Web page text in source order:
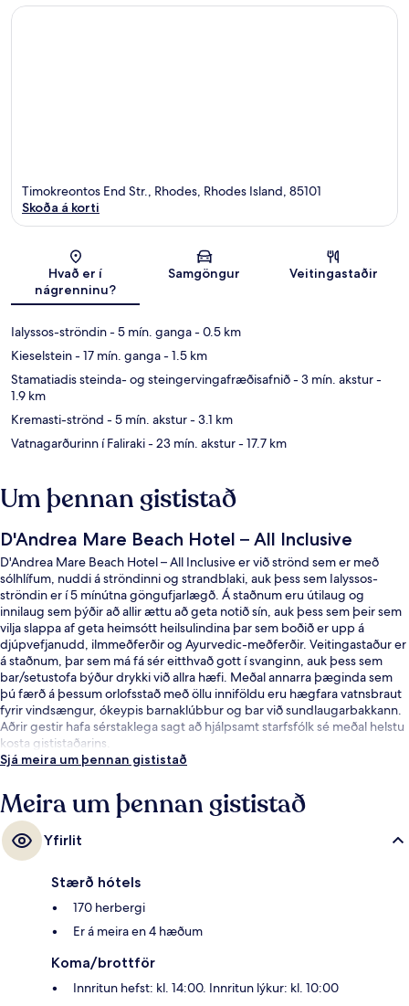
Kort
Timokreontos End Str., Rhodes, Rhodes Island, 85101
Skoða á korti
Hvað er í
nágrenninu?
Samgöngur Veitingastaðir
Ialyssos-ströndin- 5 mín. ganga- 0.5 km
Kieselstein- 17 mín. ganga- 1.5 km
Stamatiadis steinda- og steingervingafræðisafnið- 3 mín. akstur-
1.9 km
Kremasti-strönd - 5 mín. akstur- 3.1 km
Vatnagarðurinn í Faliraki- 23 mín. akstur- 17.7 km
Um þennan gististað
D'Andrea Mare Beach Hotel – All Inclusive
D'Andrea Mare Beach Hotel – All Inclusive er við strönd sem er með
sólhlífum, nuddi á ströndinni og strandblaki, auk þess sem Ialyssos-
ströndin er í 5 mínútna göngufjarlægð. Á staðnum eru útilaug og
innilaug sem þýðir að allir ættu að geta notið sín, auk þess sem þeir sem
vilja slappa af geta heimsótt heilsulindina þar sem boðið er upp á
djúpvefjanudd, ilmmeðferðir og Ayurvedic-meðferðir. Veitingastaður er
á staðnum, þar sem má fá sér eitthvað gott í svanginn, auk þess sem
bar/setustofa býður drykki við allra hæfi. Meðal annarra þæginda sem
þú færð á þessum orlofsstað með öllu inniföldu eru hægfara vatnsbraut
fyrir vindsængur, ókeypis barnaklúbbur og bar við sundlaugarbakkann.
Aðrir gestir hafa sérstaklega sagt að hjálpsamt starfsfólk sé meðal helstu
kosta gististaðarins.
Sjá meira um þennan gististað
Meira um þennan gististað
Yfirlit
Stærð hótels
170 herbergi
Er á meira en 4 hæðum
Koma/brottför
Innritun hefst: kl. 14:00. Innritun lýkur: kl. 10:00